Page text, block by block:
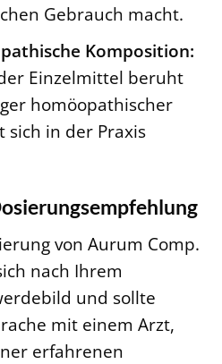
Gebrauch macht.
Komposition:
Einzelmittel beruht
homöopathischer
sich in der Praxis
von Aurum Comp.
nach Ihrem
und sollte
mit einem Arzt,
erfahrenen